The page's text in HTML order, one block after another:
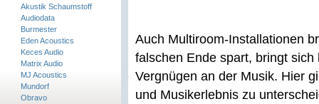
Akustik Schaumstoff
Audiodata
Burmester
Eden Acoustics
Keces Audio
Matrix Audio
MJ Acoustics
Mundorf
Obravo
Auch Multiroom-Installationen
falschen Ende spart, bringt
Vergnügen an der Musik. Hier
und Musikerlebnis zu